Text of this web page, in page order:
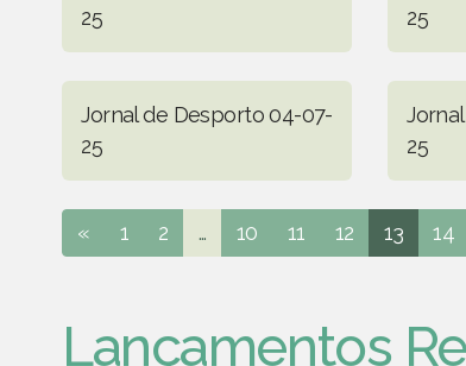
25
25
Jornal de Desporto 04-07-
25
25
« 1 2 ... 10 11 12 13 14
Lançamentos